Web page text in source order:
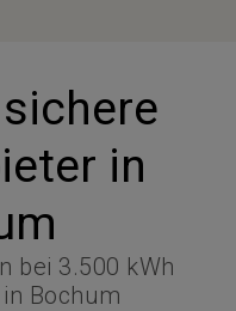
in
bei 3.500 kWh
Bochum